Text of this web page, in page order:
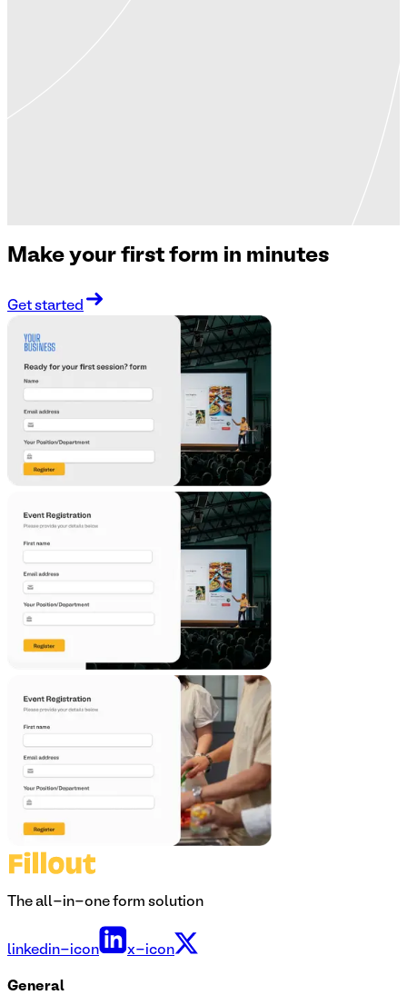
Make your first form in minutes
Get started
The all-in-one form solution
linkedin-icon x-icon
General